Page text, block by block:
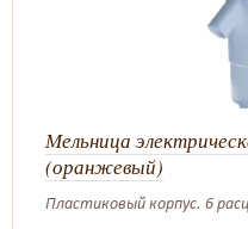
Мельница
(оранжевый)
Пластиковый корпус. 6